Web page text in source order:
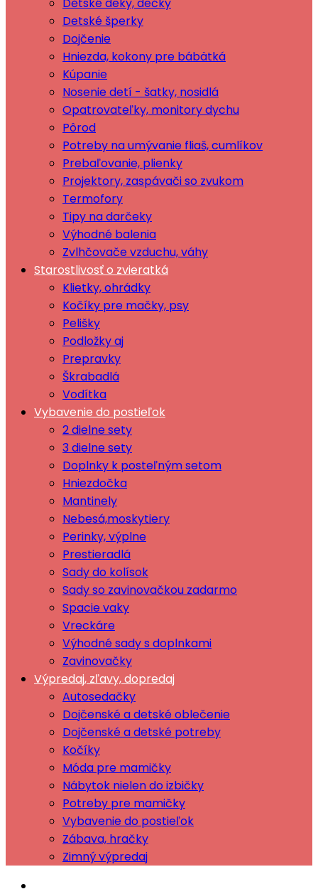
Detské šperky
Dojčenie
Hniezda, kokony pre bábätká
Kúpanie
Nosenie detí - šatky, nosidlá
Opatrovateľky, monitory dychu
Pôrod
Potreby na umývanie fliaš, cumlíkov
Prebaľovanie, plienky
Projektory, zaspávači so zvukom
Termofory
Tipy na darčeky
Výhodné balenia
Zvlhčovače vzduchu, váhy
Starostlivosť o zvieratká
Klietky, ohrádky
Kočíky pre mačky, psy
Pelišky
Podložky aj
Prepravky
Škrabadlá
Vodítka
Vybavenie do postieľok
2 dielne sety
3 dielne sety
Doplnky k posteľným setom
Hniezdočka
Mantinely
Nebesá,moskytiery
Perinky, výplne
Prestieradlá
Sady do kolísok
Sady so zavinovačkou zadarmo
Spacie vaky
Vreckáre
Výhodné sady s doplnkami
Zavinovačky
Výpredaj, zľavy, dopredaj
Autosedačky
Dojčenské a detské oblečenie
Dojčenské a detské potreby
Kočíky
Móda pre mamičky
Nábytok nielen do izbičky
Potreby pre mamičky
Vybavenie do postieľok
Zábava, hračky
Zimný výpredaj